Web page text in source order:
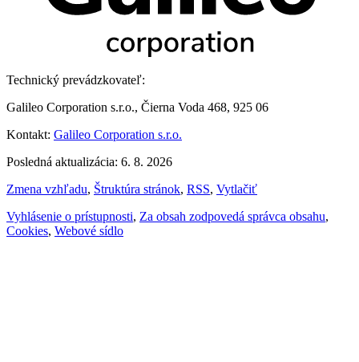
Technický prevádzkovateľ:
Galileo Corporation s.r.o., Čierna Voda 468, 925 06
Kontakt: Galileo Corporation s.r.o.
Posledná aktualizácia: 6. 8. 2026
Zmena vzhľadu, Štruktúra stránok, RSS, Vytlačiť
Vyhlásenie o prístupnosti, Za obsah zodpovedá správca obsahu,
Cookies, Webové sídlo